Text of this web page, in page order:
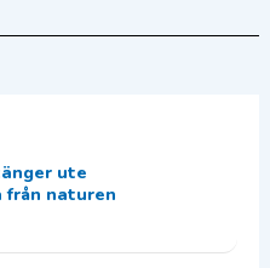
ute
naturen